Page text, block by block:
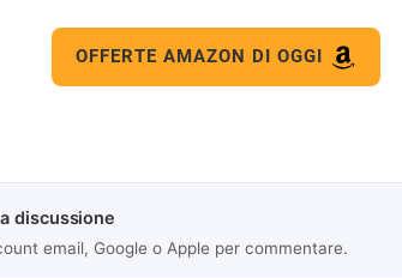
OFFERTE AMAZON DI OGGI
discussione
email, Google o Apple per commentare.